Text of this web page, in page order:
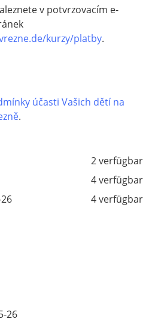
v potvrzovacím e-
kurzy/platby.
účasti Vašich dětí na
.
2 verfügbar
4 verfügbar
4 verfügbar
26